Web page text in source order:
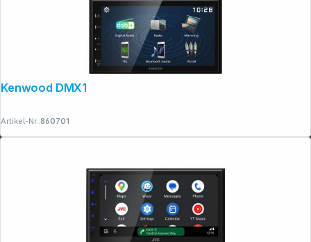
Kenwood DMX129DAB
Artikel-Nr.:860701
Folgen Sie uns auf